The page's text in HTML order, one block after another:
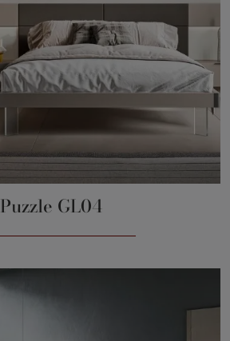
Puzzle GL04